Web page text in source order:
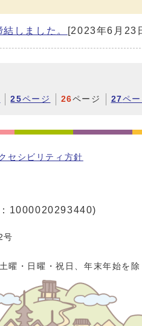
しました。 [2023年6月23
25ページ 26ページ 27ペー
セシビリティ方針
1000020293440)
号
曜・日曜・祝日、年末年始を除